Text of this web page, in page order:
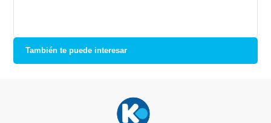
También te puede interesar